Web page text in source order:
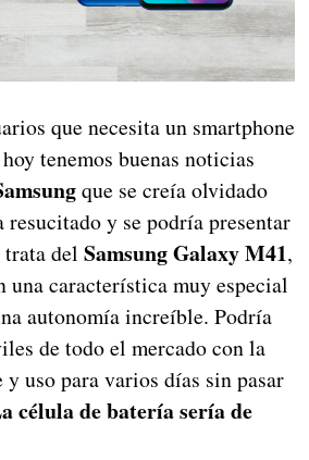
que necesita un smartphone
tenemos buenas noticias
que se creía olvidado
resucitado y se podría presentar
trata del Samsung Galaxy M41,
una característica muy especial
autonomía increíble. Podría
de todo el mercado con la
y uso para varios días sin pasar
célula de batería sería de